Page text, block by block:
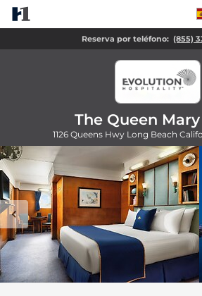
Reserva por teléfono: (855)
The Queen Mary
1126 Queens Hwy Long Beach